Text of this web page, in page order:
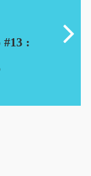
#13 :